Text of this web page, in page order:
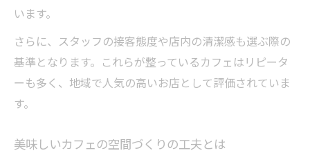
います。
さらに、スタッフの接客態度や店内の清潔感も選ぶ際の
基準となります。これらが整っているカフェはリピータ
ーも多く、地域で人気の高いお店として評価されていま
す。
美味しいカフェの空間づくりの工夫とは